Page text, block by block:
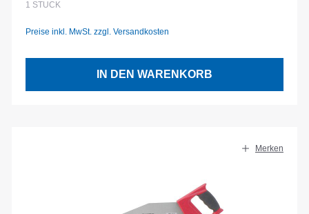
1 STÜCK
Preise inkl. MwSt. zzgl. Versandkosten
IN DEN WARENKORB
Merken